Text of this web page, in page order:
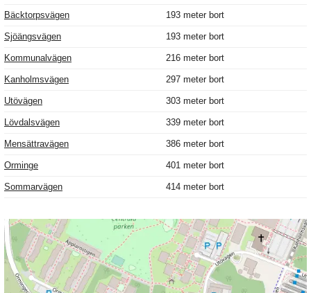
Bäcktorpsvägen 193 meter bort
Sjöängsvägen 193 meter bort
Kommunalvägen 216 meter bort
Kanholmsvägen 297 meter bort
Utövägen 303 meter bort
Lövdalsvägen 339 meter bort
Mensättravägen 386 meter bort
Orminge 401 meter bort
Sommarvägen 414 meter bort